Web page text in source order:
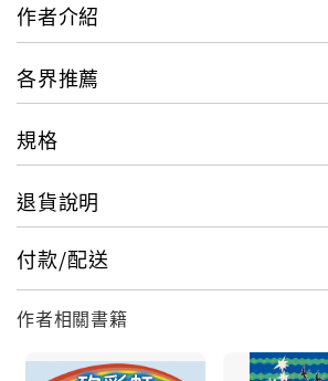
作者介紹
各界推薦
規格
退貨說明
付款/配送
作者相關書籍